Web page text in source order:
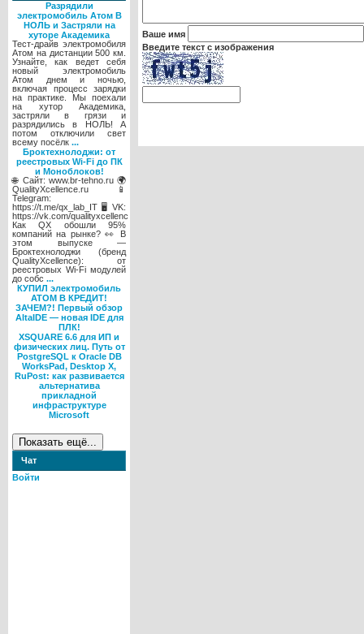
Разрядили
электромобиль Атом В
НОЛЬ и Застряли на
хуторе Академика
Тест-драйв электромобиля
Атом на дистанции 500 км.
Узнайте, как ведет себя
новый электромобиль
Атом днем и ночью,
включая процесс зарядки
на практике. Мы поехали
на хутор Академика,
застряли в грязи и
разрядились в НОЛЬ! А
потом отключили свет
всему посёлк ...
Броктехнолоджи: от
реестровых Wi-Fi до ПК
и Моноблоков!
🌐 Сайт: www.br-tehno.ru 🌍
QualityXcellence.ru 📱
Telegram:
https://t.me/qx_lab_IT 🖥 VK:
https://vk.com/qualityxcellenc
Как QX обошли 95%
компаний на рынке? 👀 В
этом выпуске —
Броктехнолоджи (бренд
QualityXcellence): от
реестровых Wi-Fi модулей
до собс ...
КУПИЛ электромобиль
АТОМ В КРЕДИТ!
ЗАЧЕМ?! Первый обзор
AltaIDE — новая IDE для
ПЛК!
XSQUARE 6.6 для ИП и
физических лиц. Путь от
PostgreSQL к Oracle DB
WorksPad, Desktop X,
RuPost: как развивается
альтернатива
прикладной
инфраструктуре
Microsoft
Чат
Войти
Ваше имя
Введите текст с изображения